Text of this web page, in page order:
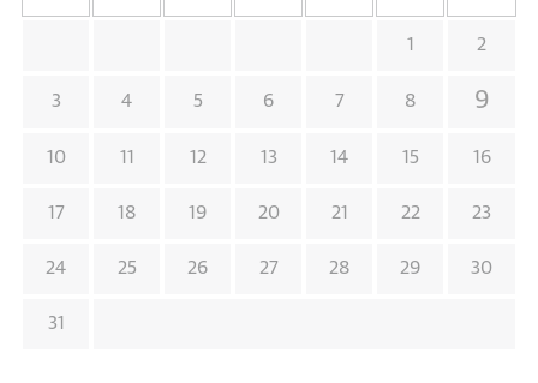
1 2
3 4 5 6 7 8 9
10 11 12 13 14 15 16
17 18 19 20 21 22 23
24 25 26 27 28 29 30
31